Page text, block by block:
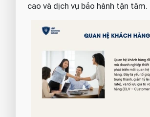
cao và dịch vụ bảo hành tận tâm.